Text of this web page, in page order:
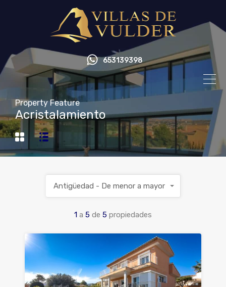
653139398
Property Feature
Acristalamiento
1 a 5 de 5 propiedades
Antigüedad - De menor a mayor